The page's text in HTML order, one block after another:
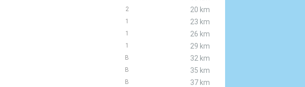
2
20 km
1
23 km
1
26 km
1
29 km
B
32 km
B
35 km
B
37 km